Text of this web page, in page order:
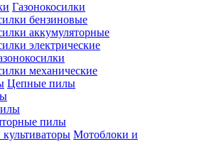
Газонокосилки
бензиновые
аккумуляторные
электрические
механические
Цепные пилы
пилы
Мотоблоки и